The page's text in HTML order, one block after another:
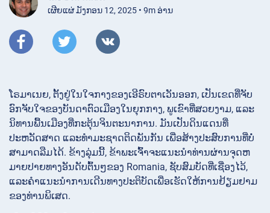
ເຜີຍແຜ່ ມັງກອນ 12, 2025 • 9m ອ່ານ
ໂຣມາເນຍ, ຕັ້ງຢູ່ໃນໃຈກາງຂອງເອີຣົບຕາເວັນອອກ, ເປັນເຂດທີ່ຈັບ
ອົກຈັບໃຈຂອງບັນດາຕົວເມືອງໃນຍຸກກາງ, ພູເຂົາທີ່ສວຍງາມ, ແລະ
ນິທານພື້ນເມືອງທີ່ກະຕຸ້ນຈິນຕະນາການ. ມັນເປັນດິນແດນທີ່
ປະຫວັດສາດ ແລະທຳມະຊາດຕິດພັນກັນ ເພື່ອສ້າງປະສົບການທີ່ບໍ່
ສາມາດລືມໄດ້. ຂ້າງລຸ່ມນີ້, ຂ້າພະເຈົ້າຈະແນະນໍາທ່ານຜ່ານຈຸດຫ
ມາຍປາຍທາງອັນດັບຕົ້ນໆຂອງ Romania, ຊັບສົມບັດທີ່ເຊື່ອງໄວ້,
ແລະຄໍາແນະນໍາການເດີນທາງປະຕິບັດເພື່ອເຮັດໃຫ້ການຢ້ຽມຢາມ
ຂອງທ່ານພິເສດ.